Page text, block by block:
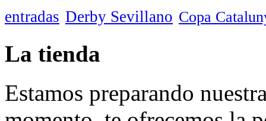
entradas Derby Sevillano Copa
La tienda
Estamos preparando